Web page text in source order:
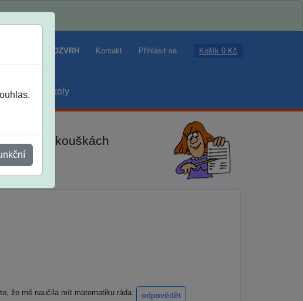
ROZVRH Kontakt Přihlásit se Košík 0 Kč
školy
zkouškách
že mě naučila mít matematiku ráda. odpovědět